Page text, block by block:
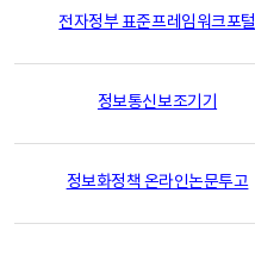
전자정부 표준프레임워크포털
정보통신보조기기
정보화정책 온라인논문투고